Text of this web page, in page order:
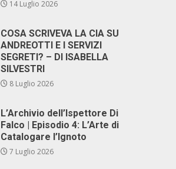
14 Luglio 2026
COSA SCRIVEVA LA CIA SU
ANDREOTTI E I SERVIZI
SEGRETI? – DI ISABELLA
SILVESTRI
8 Luglio 2026
L’Archivio dell’Ispettore Di
Falco | Episodio 4: L’Arte di
Catalogare l’Ignoto
7 Luglio 2026